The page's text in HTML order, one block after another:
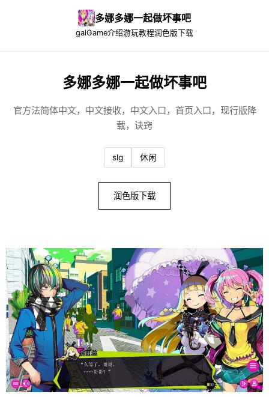
多娜多娜一起做坏事吧
galGame介绍游玩教程润色版下载
多娜多娜一起做坏事吧
官方法简体中文，中文接收，中文入口，首页入口，现行版降
载，诀窍
slg 休闲
润色版下载